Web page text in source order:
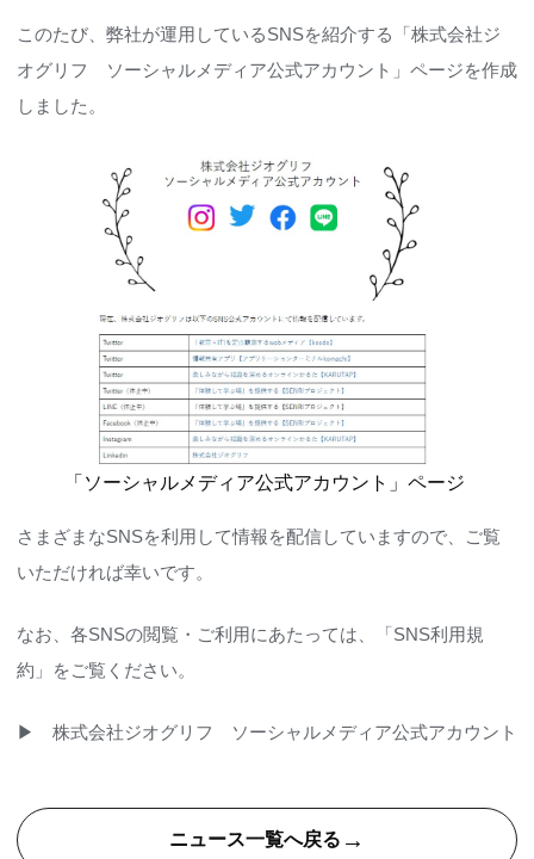
このたび、弊社が運用しているSNSを紹介する「株式会社ジ
オグリフ ソーシャルメディア公式アカウント」ページを作成
しました。
「ソーシャルメディア公式アカウント」ページ
さまざまなSNSを利用して情報を配信していますので、ご覧
いただければ幸いです。
なお、各SNSの閲覧・ご利用にあたっては、「SNS利用規
約 」をご覧ください。
▶ 株式会社ジオグリフ ソーシャルメディア公式アカウント
ニュース一覧へ戻る →